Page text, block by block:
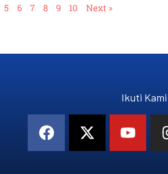
5 6 7 8 9 10 Next »
Ikuti Kami